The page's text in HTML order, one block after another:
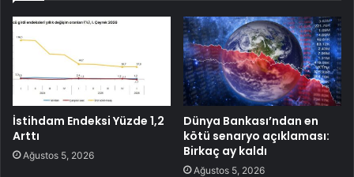
İstihdam Endeksi Yüzde 1,2
Arttı
Ağustos 5, 2026
Dünya Bankası’ndan en
kötü senaryo açıklaması:
Birkaç ay kaldı
Ağustos 5, 2026